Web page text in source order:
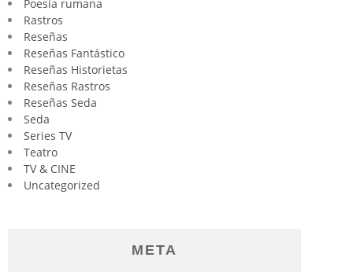
Poesía rumana
Rastros
Reseñas
Reseñas Fantástico
Reseñas Historietas
Reseñas Rastros
Reseñas Seda
Seda
Series TV
Teatro
TV & CINE
Uncategorized
META